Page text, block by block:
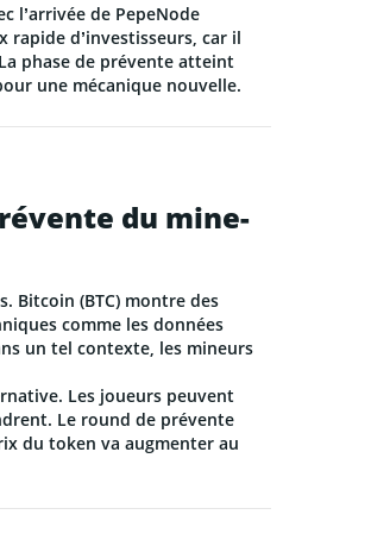
l’arrivée de PepeNode
rapide d’investisseurs, car il
phase de prévente atteint
une mécanique nouvelle.
du mine-
Bitcoin (BTC) montre des
comme les données
un tel contexte, les mineurs
Les joueurs peuvent
Le round de prévente
du token va augmenter au